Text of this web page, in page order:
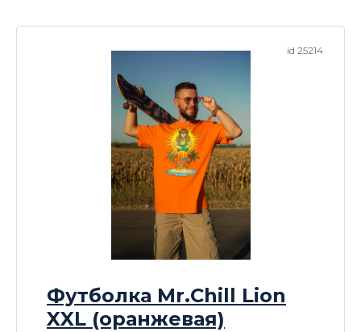
id 25214
Футболка Mr.Chill Lion
XXL (оранжевая)